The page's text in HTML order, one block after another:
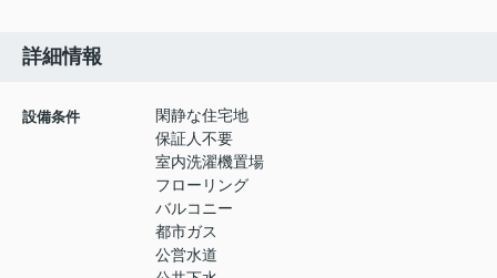
詳細情報
設備条件
閑静な住宅地
保証人不要
室内洗濯機置場
フローリング
バルコニー
都市ガス
公営水道